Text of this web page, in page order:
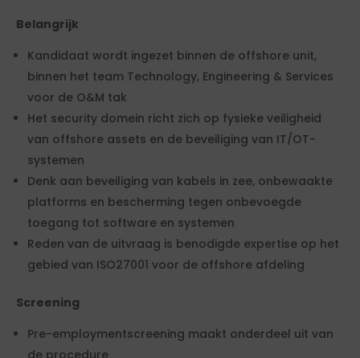
Belangrijk
Kandidaat wordt ingezet binnen de offshore unit,
binnen het team Technology, Engineering & Services
voor de O&M tak
Het security domein richt zich op fysieke veiligheid
van offshore assets en de beveiliging van IT/OT-
systemen
Denk aan beveiliging van kabels in zee, onbewaakte
platforms en bescherming tegen onbevoegde
toegang tot software en systemen
Reden van de uitvraag is benodigde expertise op het
gebied van ISO27001 voor de offshore afdeling
Screening
Pre-employmentscreening maakt onderdeel uit van
de procedure